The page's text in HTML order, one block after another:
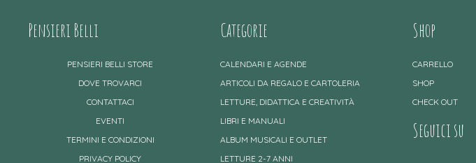
Pensieri Belli
PENSIERI BELLI STORE
DOVE TROVARCI
CONTATTACI
EVENTI
TERMINI E CONDIZIONI
PRIVACY POLICY
Categorie
CALENDARI E AGENDE
ARTICOLI DA REGALO E CARTOLERIA
LETTURE, DIDATTICA E CREATIVITÀ
LIBRI E MANUALI
ALBUM MUSICALI E OUTLET
LETTURE 2-7 ANNI
Shop
CARRELLO
SHOP
CHECK OUT
Seguici su